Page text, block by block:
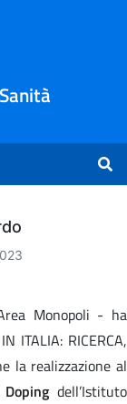
Monopoli - ha
ITALIA: RICERCA,
la realizzazione al
dell’Istituto